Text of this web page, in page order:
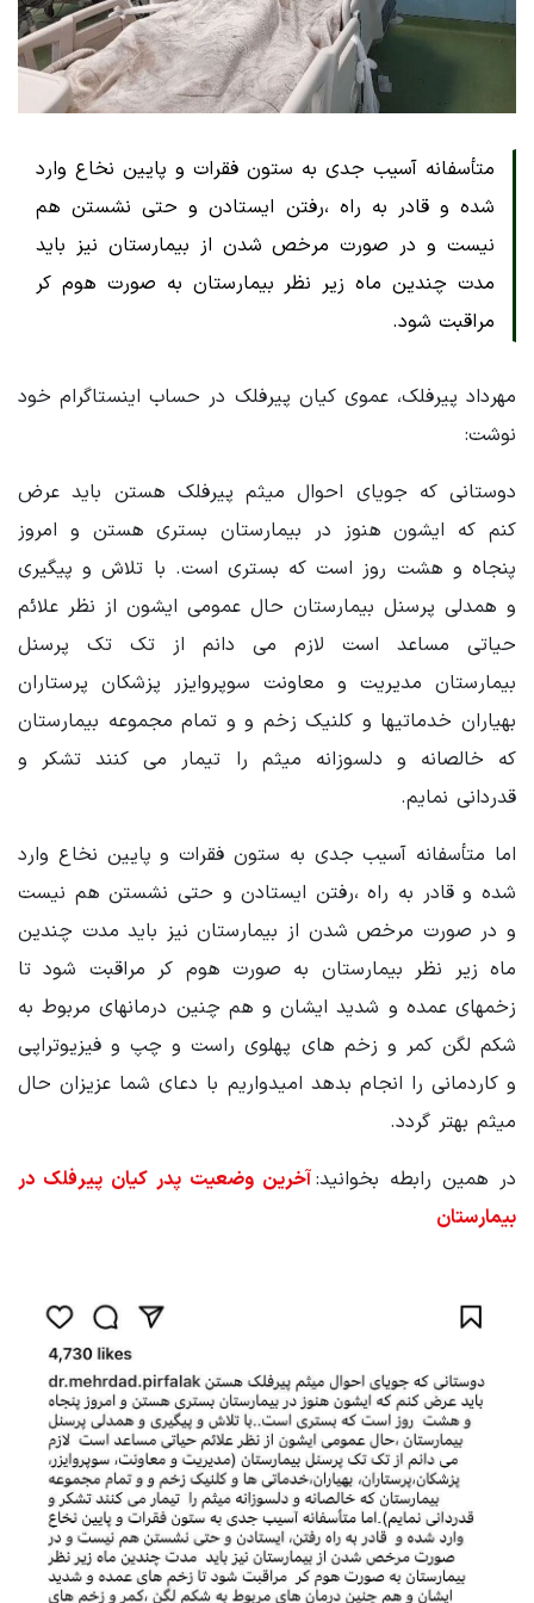
متأسفانه آسیب جدی به ستون فقرات و پایین نخاع وارد
شده و قادر به راه ،رفتن ایستادن و حتی نشستن هم
نیست و در صورت مرخص شدن از بیمارستان نیز باید
مدت چندین ماه زیر نظر بیمارستان به صورت هوم کر
مراقبت شود.
مهرداد پیرفلک، عموی کیان پیرفلک در حساب اینستاگرام خود
نوشت:
دوستانی که جویای احوال میثم پیرفلک هستن باید عرض
کنم که ایشون هنوز در بیمارستان بستری هستن و امروز
پنجاه و هشت روز است که بستری است. با تلاش و پیگیری
و همدلی پرسنل بیمارستان حال عمومی ایشون از نظر علائم
حیاتی مساعد است لازم می دانم از تک تک پرسنل
بیمارستان مدیریت و معاونت سوپروایزر پزشکان پرستاران
بهیاران خدماتیها و کلنیک زخم و و تمام مجموعه بیمارستان
که خالصانه و دلسوزانه میثم را تیمار می کنند تشکر و
قدردانی نمایم.
اما متأسفانه آسیب جدی به ستون فقرات و پایین نخاع وارد
شده و قادر به راه ،رفتن ایستادن و حتی نشستن هم نیست
و در صورت مرخص شدن از بیمارستان نیز باید مدت چندین
ماه زیر نظر بیمارستان به صورت هوم کر مراقبت شود تا
زخمهای عمده و شدید ایشان و هم چنین درمانهای مربوط به
شکم لگن کمر و زخم های پهلوی راست و چپ و فیزیوتراپی
و کاردمانی را انجام بدهد امیدواریم با دعای شما عزیزان حال
میثم بهتر گردد.
در همین رابطه بخوانید:آخرین وضعیت پدر کیان پیرفلک در
بیمارستان